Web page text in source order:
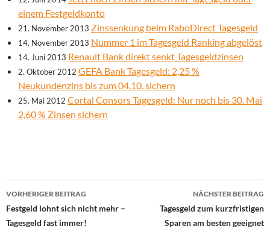
einem Festgeldkonto
21. November 2013 Zinssenkung beim RaboDirect Tagesgeld
14. November 2013 Nummer 1 im Tagesgeld Ranking abgelöst
14. Juni 2013 Renault Bank direkt senkt Tagesgeldzinsen
2. Oktober 2012 GEFA Bank Tagesgeld: 2,25 %
Neukundenzins bis zum 04.10. sichern
25. Mai 2012 Cortal Consors Tagesgeld: Nur noch bis 30. Mai
2,60 % Zinsen sichern
Beitrags-
Navigation
VORHERIGER BEITRAG
Festgeld lohnt sich nicht mehr –
Tagesgeld fast immer!
NÄCHSTER BEITRAG
Tagesgeld zum kurzfristigen
Sparen am besten geeignet